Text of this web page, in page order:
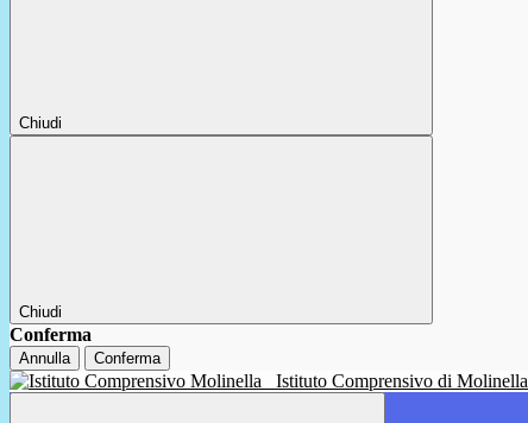
Chiudi
Chiudi
Conferma
Annulla Conferma
Istituto Comprensivo di Molinella